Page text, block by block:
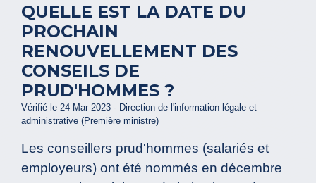
QUELLE EST LA DATE DU
PROCHAIN
RENOUVELLEMENT DES
CONSEILS DE
PRUD'HOMMES ?
Vérifié le 24 Mar 2023 - Direction de l'information légale et
administrative (Première ministre)
Les conseillers prud'hommes (salariés et
employeurs) ont été nommés en décembre